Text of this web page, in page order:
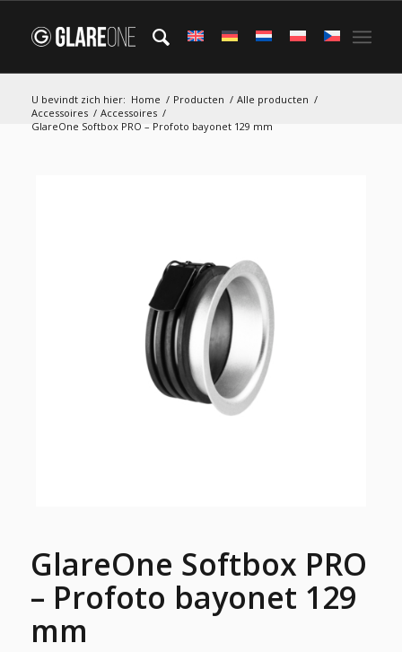
U bevindt zich hier: Home / Producten / Alle producten /
Accessoires / Accessoires /
GlareOne Softbox PRO – Profoto bayonet 129 mm
GlareOne Softbox PRO
– Profoto bayonet 129
mm